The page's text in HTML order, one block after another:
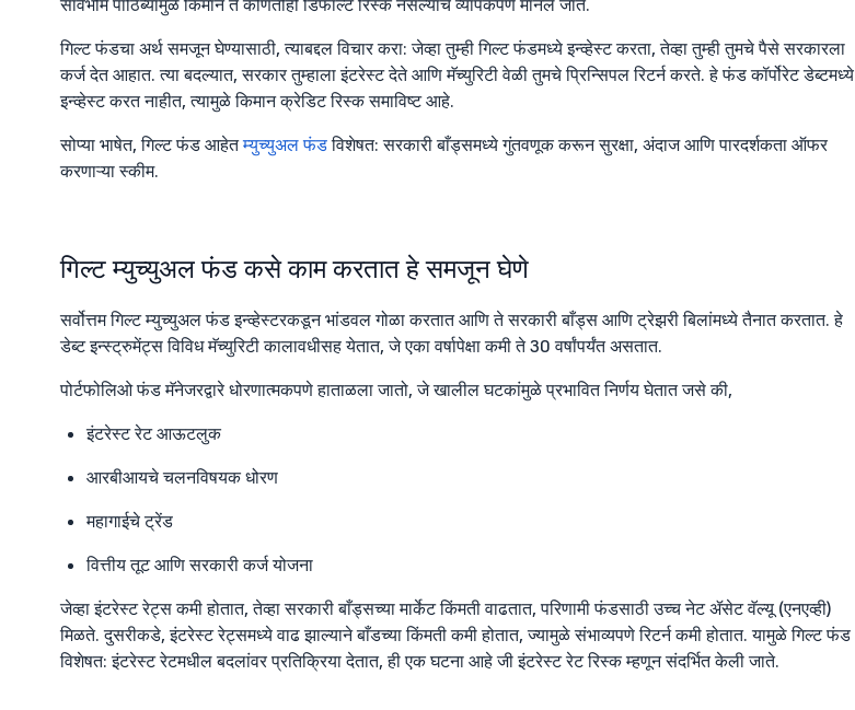
सार्वभौम पाठिंब्यामुळे किमान ते कोणतीही डिफॉल्ट रिस्क नसल्याचे व्यापकपणे मानले जाते.
गिल्ट फंडचा अर्थ समजून घेण्यासाठी, त्याबद्दल विचार करा: जेव्हा तुम्ही गिल्ट फंडमध्ये इन्व्हेस्ट करता, तेव्हा तुम्ही तुमचे पैसे सरकारला
कर्ज देत आहात. त्या बदल्यात, सरकार तुम्हाला इंटरेस्ट देते आणि मॅच्युरिटी वेळी तुमचे प्रिन्सिपल रिटर्न करते. हे फंड कॉर्पोरेट डेब्टमध्ये
इन्व्हेस्ट करत नाहीत, त्यामुळे किमान क्रेडिट रिस्क समाविष्ट आहे.
सोप्या भाषेत, गिल्ट फंड आहेतम्युच्युअल फंडविशेषत: सरकारी बाँड्समध्ये गुंतवणूक करून सुरक्षा, अंदाज आणि पारदर्शकता ऑफर
करणाऱ्या स्कीम.
गिल्ट म्युच्युअल फंड कसे काम करतात हे समजून घेणे
सर्वोत्तम गिल्ट म्युच्युअल फंड इन्व्हेस्टरकडून भांडवल गोळा करतात आणि ते सरकारी बाँड्स आणि ट्रेझरी बिलांमध्ये तैनात करतात. हे
डेब्ट इन्स्ट्रुमेंट्स विविध मॅच्युरिटी कालावधीसह येतात, जे एका वर्षापेक्षा कमी ते 30 वर्षांपर्यंत असतात.
पोर्टफोलिओ फंड मॅनेजरद्वारे धोरणात्मकपणे हाताळला जातो, जे खालील घटकांमुळे प्रभावित निर्णय घेतात जसे की,
इंटरेस्ट रेट आऊटलुक
आरबीआयचे चलनविषयक धोरण
महागाईचे ट्रेंड
वित्तीय तूट आणि सरकारी कर्ज योजना
जेव्हा इंटरेस्ट रेट्स कमी होतात, तेव्हा सरकारी बाँड्सच्या मार्केट किंमती वाढतात, परिणामी फंडसाठी उच्च नेट ॲसेट वॅल्यू (एनएव्ही)
मिळते. दुसरीकडे, इंटरेस्ट रेट्समध्ये वाढ झाल्याने बाँडच्या किंमती कमी होतात, ज्यामुळे संभाव्यपणे रिटर्न कमी होतात. यामुळे गिल्ट फंड
विशेषत: इंटरेस्ट रेटमधील बदलांवर प्रतिक्रिया देतात, ही एक घटना आहे जी इंटरेस्ट रेट रिस्क म्हणून संदर्भित केली जाते.